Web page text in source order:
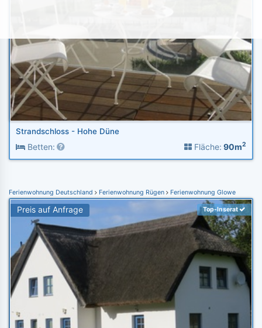
Strandschloss - Hohe Düne
Betten: Fläche: 90m2
Ferienwohnung Deutschland Ferienwohnung Rügen Ferienwohnung Glowe
Preis auf Anfrage Top-Inserat